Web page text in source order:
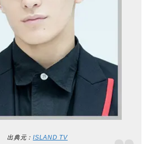
出典元：ISLAND TV